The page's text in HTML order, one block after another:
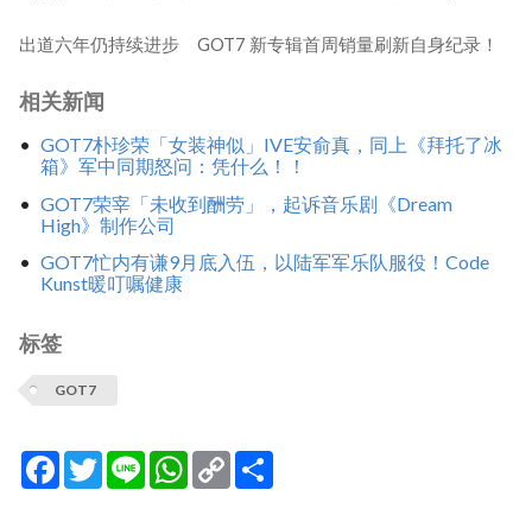
出道六年仍持续进步 GOT7 新专辑首周销量刷新自身纪录！
相关新闻
GOT7朴珍荣「女装神似」IVE安俞真，同上《拜托了冰
箱》军中同期怒问：凭什么！！
GOT7荣宰「未收到酬劳」，起诉音乐剧《Dream
High》制作公司
GOT7忙内有谦9月底入伍，以陆军军乐队服役！Code
Kunst暖叮嘱健康
标签
GOT7
Facebook
TwitterLine WhatsApp
Copy
Link